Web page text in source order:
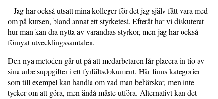
– Jag har också utsatt mina kolleger för det jag själv fått vara med
om på kursen, bland annat ett styrketest. Efteråt har vi diskuterat
hur man kan dra nytta av varandras styrkor, men jag har också
förnyat utvecklingssamtalen.
Den nya metoden går ut på att med­arbetaren får placera in tio av
sina arbetsuppgifter i ett fyrfältsdokument. Här finns kategorier
som till exempel kan handla om vad man behärskar, men inte
tycker om att göra, men ändå måste utföra. Alternativt kan det